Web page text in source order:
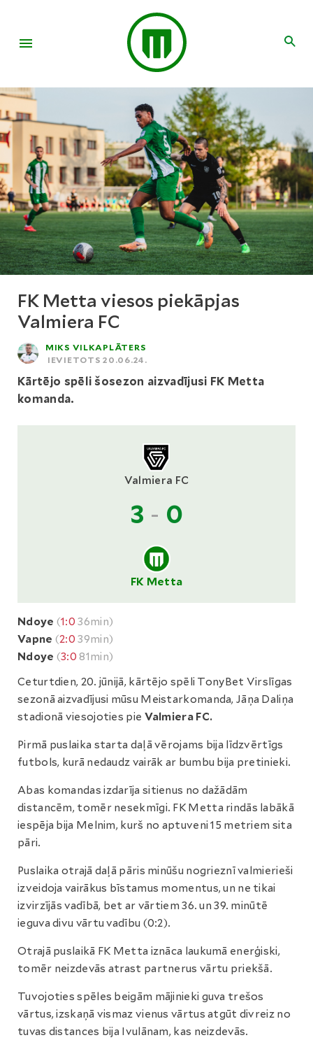
FK Metta viesos piekāpjas
Valmiera FC
MIKS VILKAPLĀTERS
IEVIETOTS 20.06.24.
Kārtējo spēli šosezon aizvadījusi FK Metta
komanda.
Valmiera FC
3 - 0
FK Metta
Ndoye (1:0 36min)
Vapne (2:0 39min)
Ndoye (3:0 81min)
Ceturtdien, 20. jūnijā, kārtējo spēli TonyBet Virslīgas
sezonā aizvadījusi mūsu Meistarkomanda, Jāņa Daliņa
stadionā viesojoties pie Valmiera FC.
Pirmā puslaika starta daļā vērojams bija līdzvērtīgs
futbols, kurā nedaudz vairāk ar bumbu bija pretinieki.
Abas komandas izdarīja sitienus no dažādām
distancēm, tomēr nesekmīgi. FK Metta rindās labākā
iespēja bija Melnim, kurš no aptuveni 15 metriem sita
pāri.
Puslaika otrajā daļā pāris minūšu nogrieznī valmierieši
izveidoja vairākus bīstamus momentus, un ne tikai
izvirzījās vadībā, bet ar vārtiem 36. un 39. minūtē
ieguva divu vārtu vadību (0:2).
Otrajā puslaikā FK Metta iznāca laukumā enerģiski,
tomēr neizdevās atrast partnerus vārtu priekšā.
Tuvojoties spēles beigām mājinieki guva trešos
vārtus, izskaņā vismaz vienus vārtus atgūt divreiz no
tuvas distances bija Ivulānam, kas neizdevās.